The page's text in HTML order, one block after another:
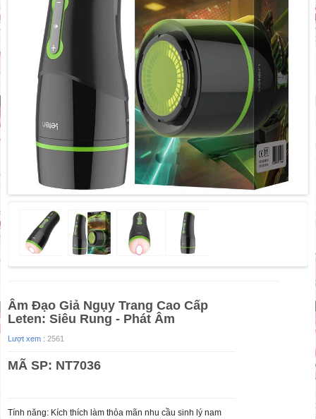
Âm Đạo Giả Ngụy Trang Cao Cấp
Leten: Siêu Rung - Phát Âm
Lượt xem : 2561
MÃ SP: NT7036
Tính năng: Kích thích làm thỏa mãn nhu cầu sinh lý nam